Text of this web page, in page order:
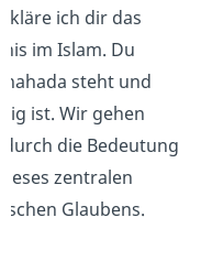
ich dir das
im Islam. Du
steht und
ist. Wir gehen
die Bedeutung
zentralen
Glaubens.